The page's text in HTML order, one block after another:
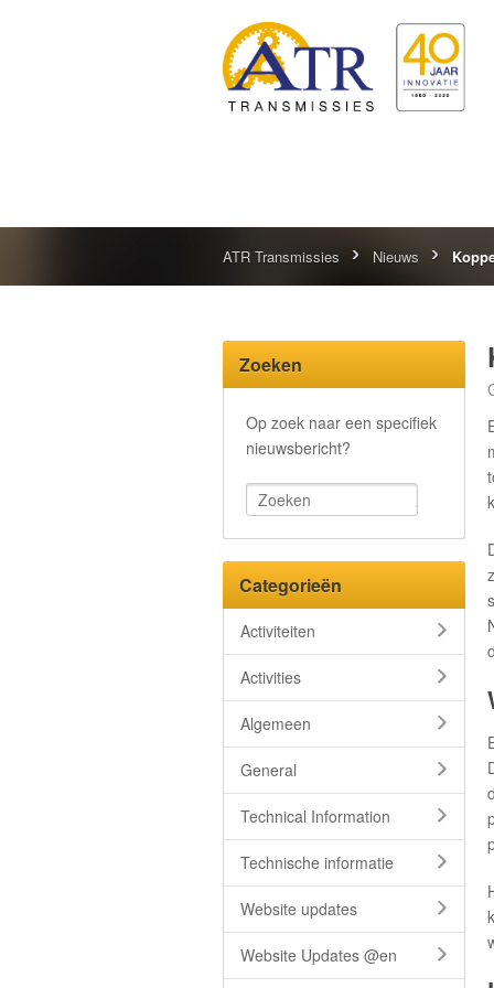
ATR Transmissies Nieuws
Zoeken
Op zoek naar een specifiek
nieuwsbericht?
Categorieën
Activiteiten
Activities
Algemeen
General
Technical Information
Technische informatie
Website updates
Website Updates @en